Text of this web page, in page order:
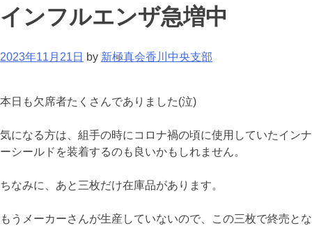
インフルエンザ急増中
2023年11月21日 by 新極真会香川中央支部
本日も欠席者たくさんでありました(泣)
気になる方は、組手の時にコロナ禍の頃に使用していたインナ
ーシールドを装着するのも良いかもしれません。
ちなみに、あと三枚だけ在庫品があります。
もうメーカーさんが生産していないので、この三枚で終売とな